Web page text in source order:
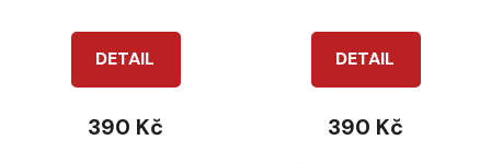
DETAIL
390 Kč
DETAIL
390 Kč